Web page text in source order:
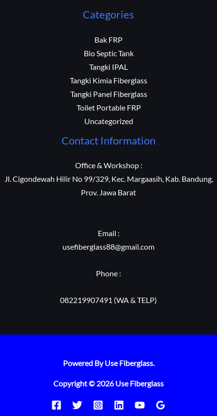
Categories
Bak FRP
Bio Septic Tank
Tangki IPAL
Tangki Kimia Fiberglass
Tangki Panel Fiberglass
Toilet Portable FRP
Uncategorized
Contact Information
Office & Workshop :
Jl. Cigondewah Hilir No 99/329, Kec. Margaasih, Kab. Bandung,
Prov. Jawa Barat
Email :
usefiberglass88@gmail.com
Phone :
082219907491 (WA & TELP)
Powered By Use Fiberglass.
Copyright © 2026 Use Fiberglass